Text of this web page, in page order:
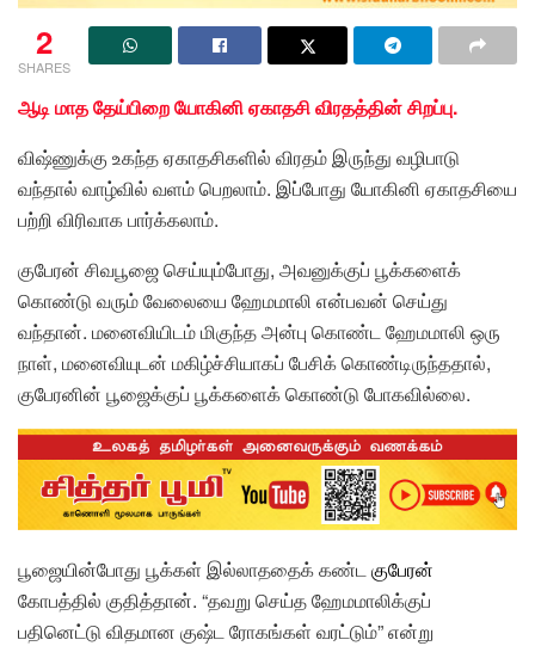
2
SHARES
ஆடி மாத தேய்பிறை யோகினி ஏகாதசி விரதத்தின் சிறப்பு.
விஷ்ணுக்கு உகந்த ஏகாதசிகளில் விரதம் இருந்து வழிபாடு
வந்தால் வாழ்வில் வளம் பெறலாம். இப்போது யோகினி ஏகாதசியை
பற்றி விரிவாக பார்க்கலாம்.
குபேரன் சிவபூஜை செய்யும்போது, அவனுக்குப் பூக்களைக்
கொண்டு வரும் வேலையை ஹேமமாலி என்பவன் செய்து
வந்தான். மனைவியிடம் மிகுந்த அன்பு கொண்ட ஹேமமாலி ஒரு
நாள், மனைவியுடன் மகிழ்ச்சியாகப் பேசிக் கொண்டிருந்ததால்,
குபேரனின் பூஜைக்குப் பூக்களைக் கொண்டு போகவில்லை.
பூஜையின்போது பூக்கள் இல்லாததைக் கண்ட குபேரன்
கோபத்தில் குதித்தான். “தவறு செய்த ஹேமமாலிக்குப்
பதினெட்டு விதமான குஷ்ட ரோகங்கள் வரட்டும்” என்று